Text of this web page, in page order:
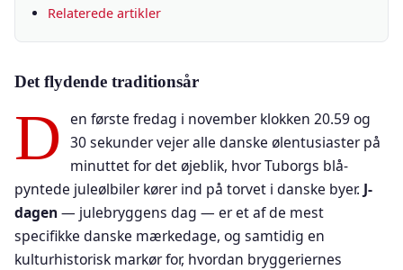
Relaterede artikler
Det flydende traditionsår
D en første fredag i november klokken 20.59 og
30 sekunder vejer alle danske ølentusiaster på
minuttet for det øjeblik, hvor Tuborgs blå-
pyntede juleølbiler kører ind på torvet i danske byer. J-
dagen— julebryggens dag — er et af de mest
specifikke danske mærkedage, og samtidig en
kulturhistorisk markør for, hvordan bryggeriernes